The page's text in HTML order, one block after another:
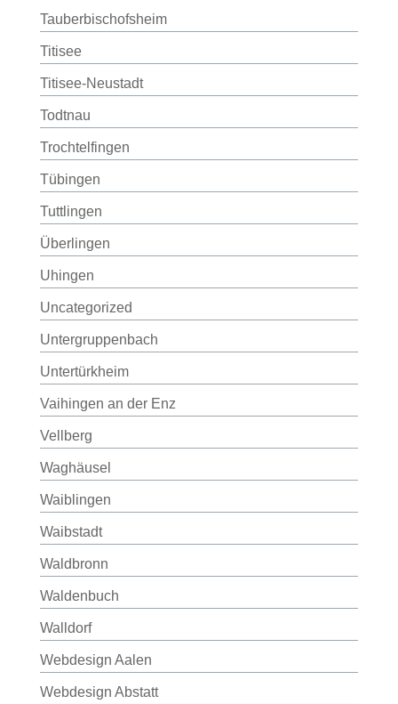
Tauberbischofsheim
Titisee
Titisee-Neustadt
Todtnau
Trochtelfingen
Tübingen
Tuttlingen
Überlingen
Uhingen
Uncategorized
Untergruppenbach
Untertürkheim
Vaihingen an der Enz
Vellberg
Waghäusel
Waiblingen
Waibstadt
Waldbronn
Waldenbuch
Walldorf
Webdesign Aalen
Webdesign Abstatt